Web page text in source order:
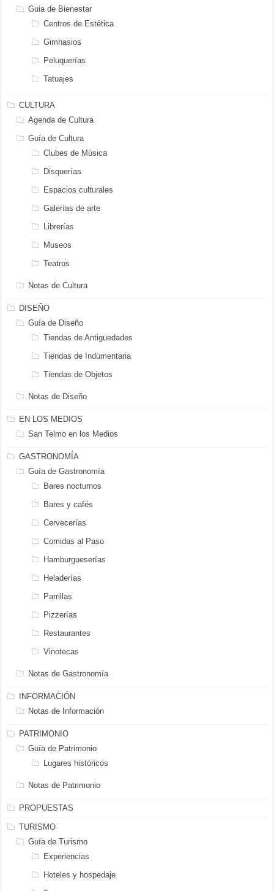
Guia de Bienestar
Centros de Estética
Gimnasios
Peluquerías
Tatuajes
CULTURA
Agenda de Cultura
Guía de Cultura
Clubes de Música
Disquerías
Espacios culturales
Galerías de arte
Librerías
Museos
Teatros
Notas de Cultura
DISEÑO
Guía de Diseño
Tiendas de Antiguedades
Tiendas de Indumentaria
Tiendas de Objetos
Notas de Diseño
EN LOS MEDIOS
San Telmo en los Medios
GASTRONOMÍA
Guía de Gastronomía
Bares nocturnos
Bares y cafés
Cervecerías
Comidas al Paso
Hamburgueserías
Heladerías
Parrillas
Pizzerías
Restaurantes
Vinotecas
Notas de Gastronomía
INFORMACIÓN
Notas de Información
PATRIMONIO
Guía de Patrimonio
Lugares históricos
Notas de Patrimonio
PROPUESTAS
TURISMO
Guía de Turismo
Experiencias
Hoteles y hospedaje